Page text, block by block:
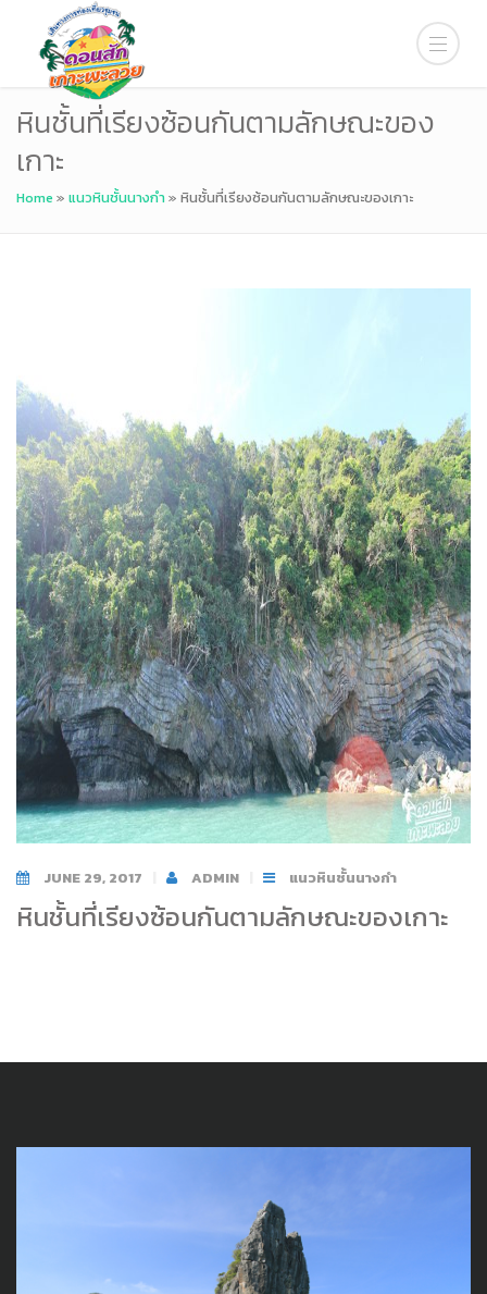
หินชั้นที่เรียงซ้อนกันตามลักษณะของ
เกาะ
Home » แนวหินชั้นนางกำ» หินชั้นที่เรียงซ้อนกันตามลักษณะของเกาะ
JUNE 29, 2017 ADMIN แนวหินชั้นนางกำ
หินชั้นที่เรียงซ้อนกันตามลักษณะของเกาะ